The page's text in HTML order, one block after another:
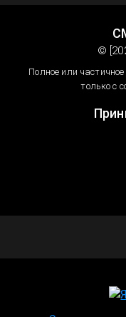
©
Полное или
только с